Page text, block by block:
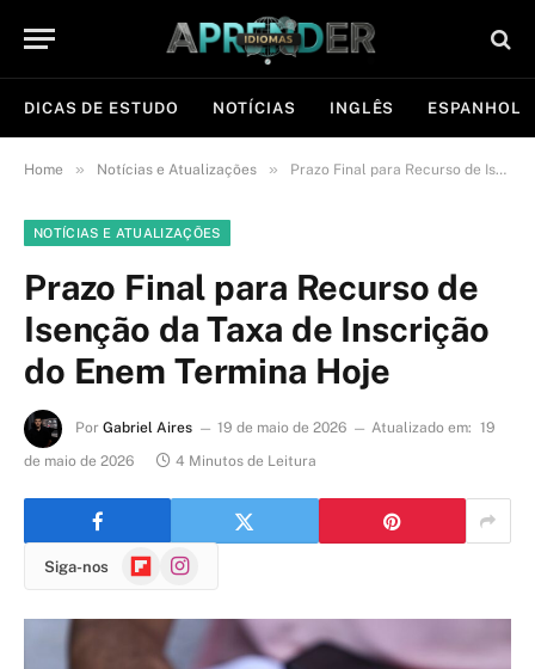
DICAS DE ESTUDO NOTÍCIAS INGLÊS ESPANHOL
Home » Notícias e Atualizações » Prazo Final para Recurso de Isenção da Taxa de Inscrição do Enem Termina Hoje
NOTÍCIAS E ATUALIZAÇÕES
Prazo Final para Recurso de
Isenção da Taxa de Inscrição
do Enem Termina Hoje
Por Gabriel Aires 19 de maio de 2026 Atualizado em: 19
de maio de 2026
4 Minutos de Leitura
Siga-nos FlipboardInstagram